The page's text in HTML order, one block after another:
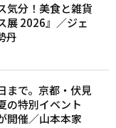
気分！美食と雑貨
展 2026』／ジェ
丹
まで。京都・伏見
の特別イベント
開催／山本本家